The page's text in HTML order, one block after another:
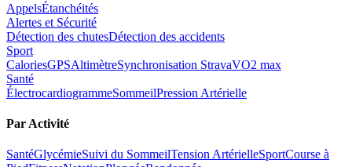
AppelsÉtanchéités
Alertes et Sécurité
Détection des chutesDétection des accidents
Sport
CaloriesGPSAltimètreSynchronisation StravaVO2 max
Santé
ÉlectrocardiogrammeSommeilPression Artérielle
Par Activité
SantéGlycémieSuivi du SommeilTension ArtérielleSportCourse à